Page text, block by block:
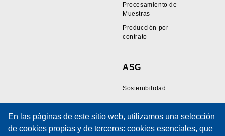
En las páginas de este sitio web, utilizamos una selección
de cookies propias y de terceros: cookies esenciales, que
Procesamiento de
Muestras
Producción por
contrato
ASG
Sostenibilidad
Recursos Soporte